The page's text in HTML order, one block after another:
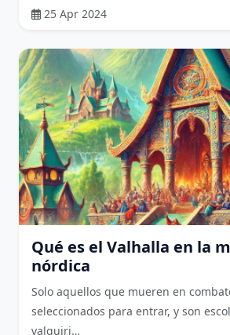
25 Apr 2024
Qué es el Valhalla en la
nórdica
Solo aquellos que mueren en
seleccionados para entrar, y son
valquiri…